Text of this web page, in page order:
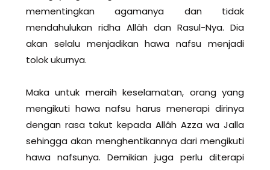
mementingkan agamanya dan tidak
mendahulukan ridha Allâh dan Rasul-Nya. Dia
akan selalu menjadikan hawa nafsu menjadi
tolok ukurnya.
Maka untuk meraih keselamatan, orang yang
mengikuti hawa nafsu harus menerapi dirinya
dengan rasa takut kepada Allâh Azza wa Jalla
sehingga akan menghentikannya dari mengikuti
hawa nafsunya. Demikian juga perlu diterapi